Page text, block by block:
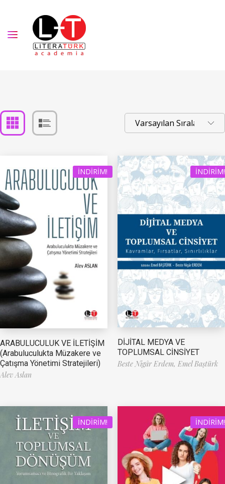
İNDIRIM!
ARABULUCULUK VE İLETİŞİM
(Arabuluculukta Müzakere ve
Çatışma Yönetimi Stratejileri)
Alev Aslan
İNDIRIM!
DİJİTAL MEDYA VE
TOPLUMSAL CİNSİYET
Beste Nigâr Erdem, Emel Baştürk
İNDIRIM! İNDIRIM!